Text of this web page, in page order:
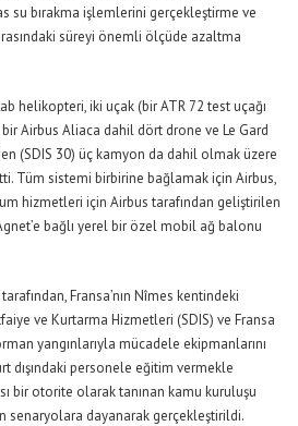
su bırakma işlemlerini gerçekleştirme ve
süreyi önemli ölçüde azaltma
helikopteri, iki uçak (bir ATR 72 test uçağı
Airbus Aliaca dahil dört drone ve Le Gard
(SDIS 30) üç kamyon da dahil olmak üzere
Tüm sistemi birbirine bağlamak için Airbus,
hizmetleri için Airbus tarafından geliştirilen
bağlı yerel bir özel mobil ağ balonu
Fransa’nın Nîmes kentindeki
ve Kurtarma Hizmetleri (SDIS) ve Fransa
yangınlarıyla mücadele ekipmanlarını
dışındaki personele eğitim vermekle
bir otorite olarak tanınan kamu kuruluşu
senaryolara dayanarak gerçekleştirildi.